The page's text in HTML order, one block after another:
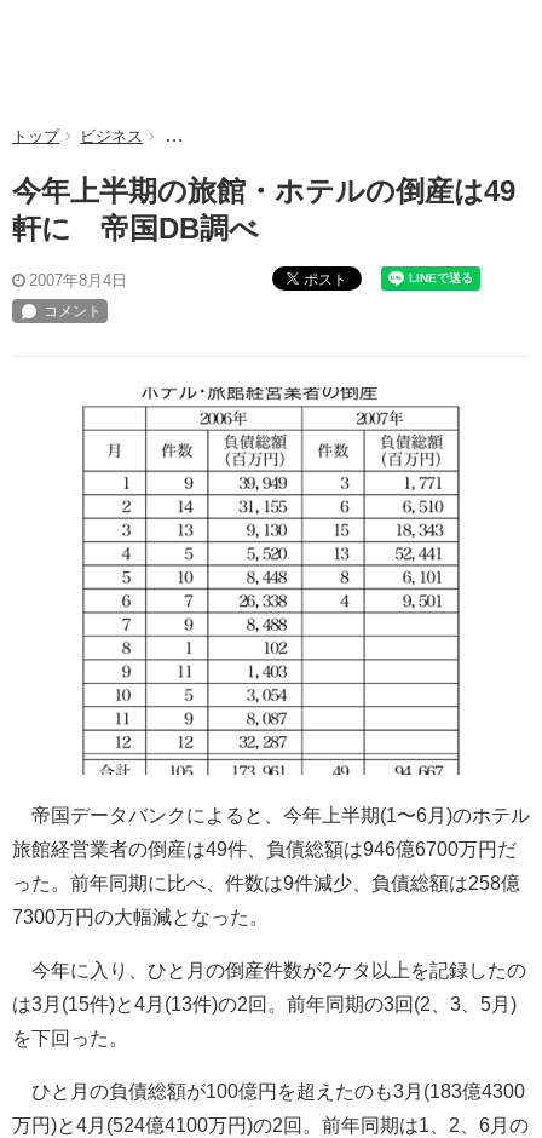
トップ ビジネス 今年上半期の旅館・ホテルの倒産は49軒に 帝国DB
今年上半期の旅館・ホテルの倒産は49
軒に 帝国DB調べ
2007年8月4日 ポスト
帝国データバンクによると、今年上半期(1〜6月)のホテル
旅館経営業者の倒産は49件、負債総額は946億6700万円だ
った。前年同期に比べ、件数は9件減少、負債総額は258億
7300万円の大幅減となった。
今年に入り、ひと月の倒産件数が2ケタ以上を記録したの
は3月(15件)と4月(13件)の2回。前年同期の3回(2、3、5月)
を下回った。
ひと月の負債総額が100億円を超えたのも3月(183億4300
万円)と4月(524億4100万円)の2回。前年同期は1、2、6月の